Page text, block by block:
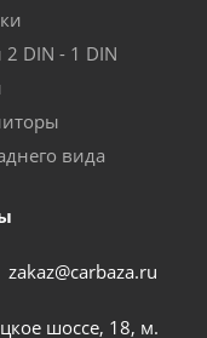
DIN - 1 DIN
вида
zakaz@carbaza.ru
шоссе, 18, м.